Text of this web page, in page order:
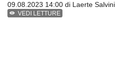
09.08.2023 14:00 di Laerte Salvini
VEDI LETTURE